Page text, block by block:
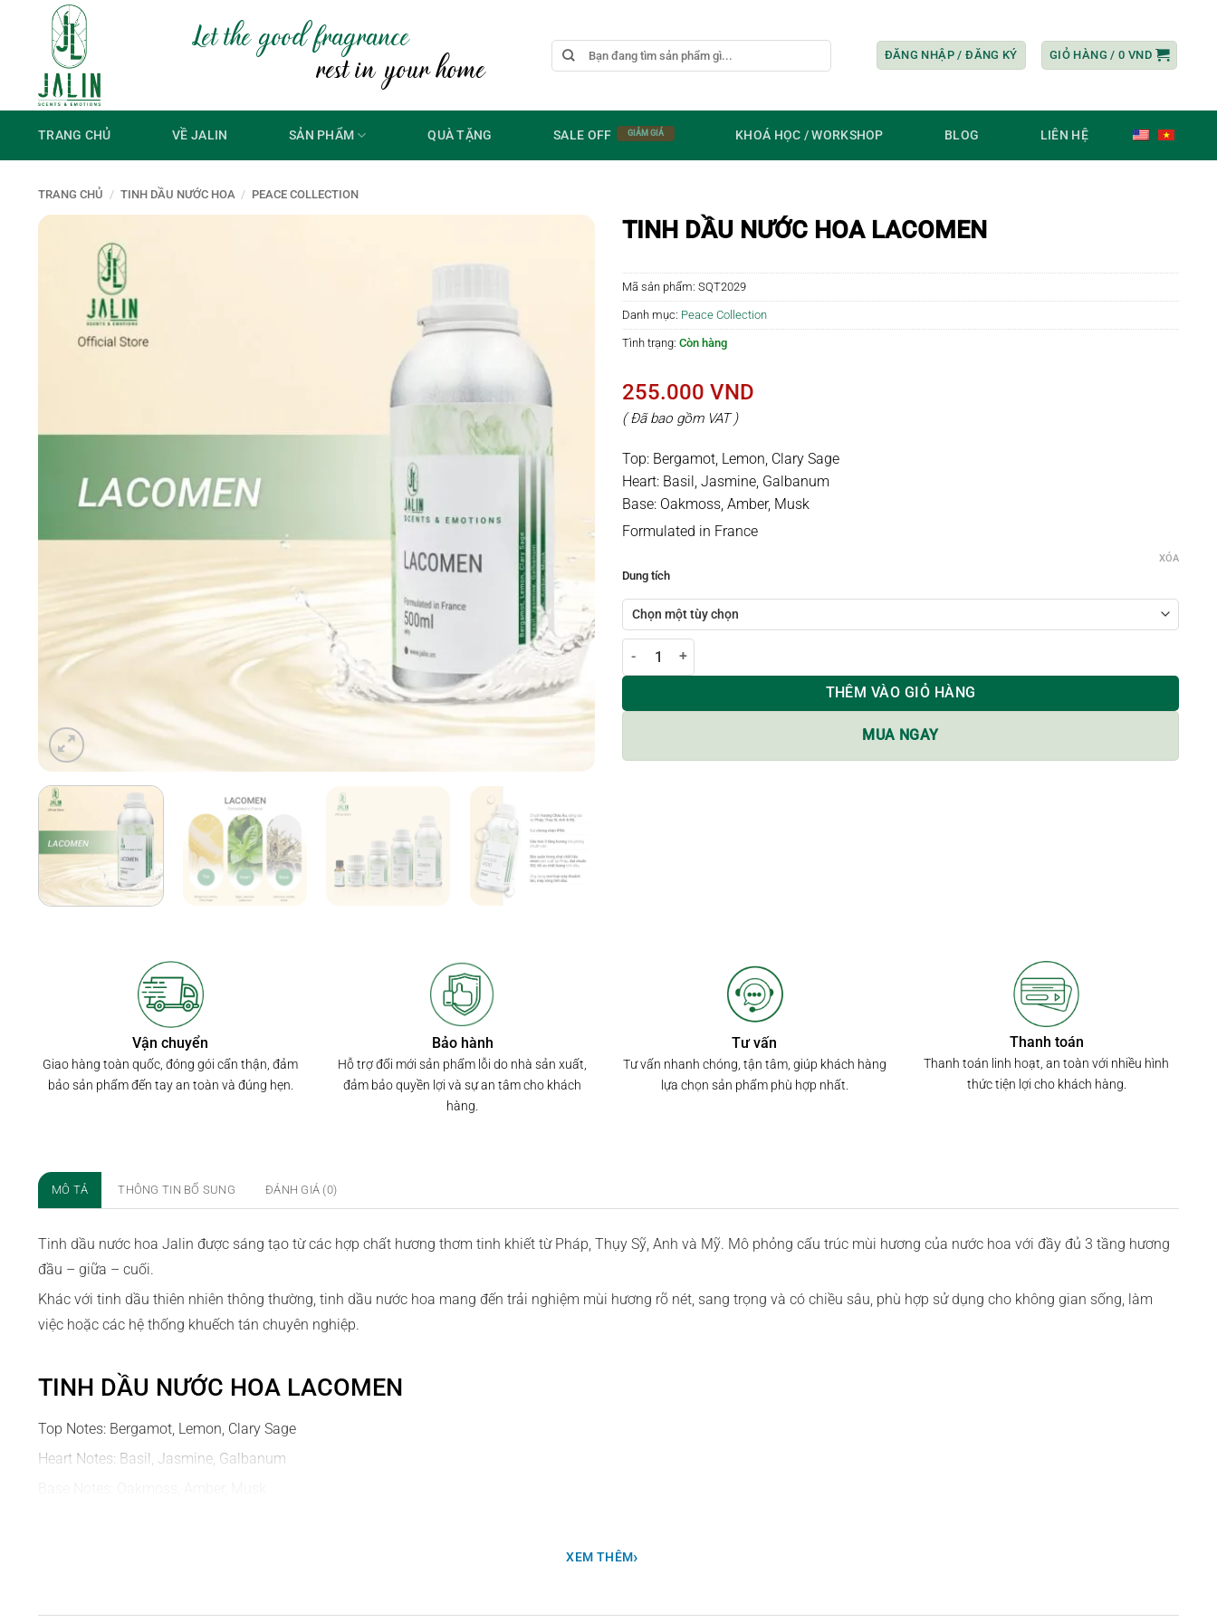
Let the good fragrance
rest in your home
Tìm
kiếm:
ĐĂNG NHẬP / ĐĂNG KÝ GIỎ HÀNG /0 VND
TRANG CHỦ VỀ JALIN SẢN PHẨM QUÀ TẶNG SALE OFF KHOÁ HỌC / WORKSHOP BLOG LIÊN HỆ
TRANG CHỦ / TINH DẦU NƯỚC HOA / PEACE COLLECTION
TINH DẦU NƯỚC HOA LACOMEN
Mã sản phẩm: SQT2029
Danh mục: Peace Collection
Tình trạng: Còn hàng
255.000 VND
( Đã bao gồm VAT )
Top: Bergamot, Lemon, Clary Sage
Heart: Basil, Jasmine, Galbanum
Base: Oakmoss, Amber, Musk
Formulated in France
Dung tích
XÓA
Tinh dầu nước hoa LACOMEN số lượng
THÊM VÀO GIỎ HÀNG
MUA NGAY
Vận chuyển
Giao hàng toàn quốc, đóng gói cẩn thận, đảm
bảo sản phẩm đến tay an toàn và đúng hẹn.
Bảo hành
Hỗ trợ đổi mới sản phẩm lỗi do nhà sản xuất,
đảm bảo quyền lợi và sự an tâm cho khách
hàng.
Tư vấn
Tư vấn nhanh chóng, tận tâm, giúp khách hàng
lựa chọn sản phẩm phù hợp nhất.
Thanh toán
Thanh toán linh hoạt, an toàn với nhiều hình
thức tiện lợi cho khách hàng.
MÔ TẢ THÔNG TIN BỔ SUNG ĐÁNH GIÁ (0)
Tinh dầu nước hoa Jalin được sáng tạo từ các hợp chất hương thơm tinh khiết từ Pháp, Thụy Sỹ, Anh và Mỹ. Mô phỏng cấu trúc mùi hương của nước hoa với đầy đủ 3 tầng hương
đầu – giữa – cuối.
Khác với tinh dầu thiên nhiên thông thường, tinh dầu nước hoa mang đến trải nghiệm mùi hương rõ nét, sang trọng và có chiều sâu, phù hợp sử dụng cho không gian sống, làm
việc hoặc các hệ thống khuếch tán chuyên nghiệp.
TINH DẦU NƯỚC HOA LACOMEN
Top Notes: Bergamot, Lemon, Clary Sage
Heart Notes: Basil, Jasmine, Galbanum
- Trong những buổi tiệc mùi hương nam giới, Lacomen chắc chắn là một món đồ uống đắt giá, và gây nghiện.
XEM THÊM›